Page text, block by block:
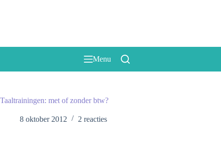
Menu
Taaltrainingen: met of zonder btw?
8 oktober 2012 2 reacties